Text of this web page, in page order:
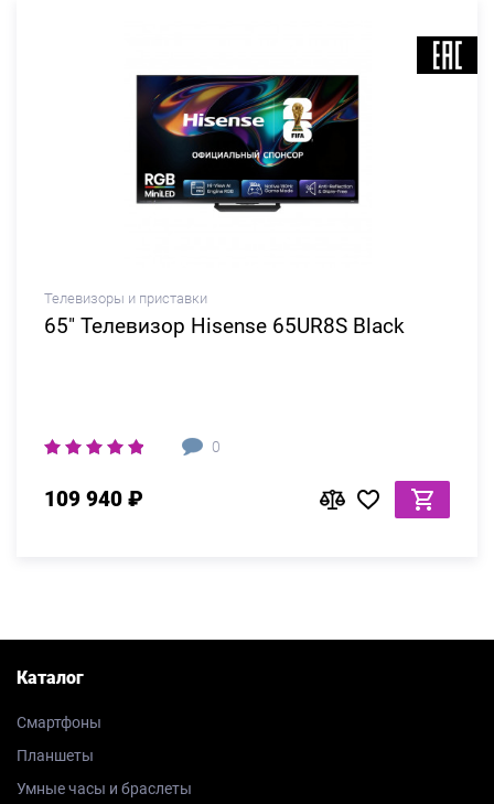
Телевизоры и приставки
65" Телевизор Hisense 65UR8S Black
0
109 940 ₽
Каталог
Смартфоны
Планшеты
Умные часы и браслеты